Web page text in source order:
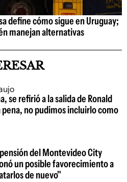
define cómo sigue en Uruguay;
manejan alternativas
se refirió a la salida de Ronald
no pudimos incluirlo como
del Montevideo City
un posible favorecimiento a
de nuevo"